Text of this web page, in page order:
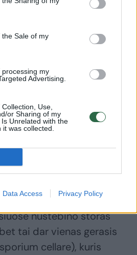
Sale of my
my
Advertising.
Use,
or Sharing of my
Unrelated with the
was collected.
Data Access Privacy Policy
internetu.
šeimos vyninė,
Jono Zapojajio
Beje, karalius buvo
ir Bonos Sforcos
Barbora buvo pirmąja
žmona. Už simbolinį
po namu esančius ir
senovinius vyno rūsius, o
kieme minutėlę
nustebino storas
tai dar vienas gerasis
cellare), kuris